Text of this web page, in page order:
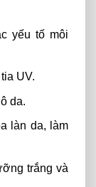
yếu tố môi
UV.
da.
làn da, làm
trắng và